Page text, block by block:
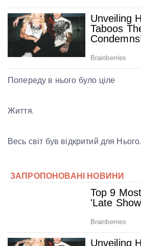
Попереду в нього було ціле
Життя.
Весь світ був відкритий для Нього.